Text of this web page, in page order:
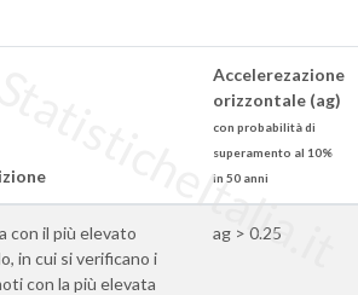
Accelerezazione
orizzontale (ag)
con probabilità di
superamento al 10%
in 50 anni
con il più elevato
in cui si verificano i
con la più elevata
ag > 0.25